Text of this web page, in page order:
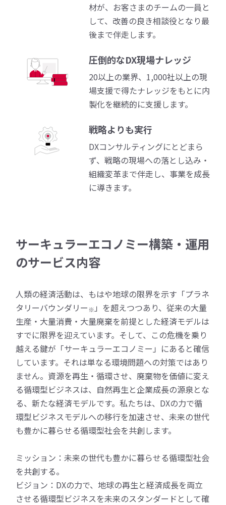
材が、お客さまのチームの一員と
して、改善の良き相談役となり最
後まで伴走します。
圧倒的なDX現場ナレッジ
20以上の業界、1,000社以上の現
場支援で得たナレッジをもとに内
製化を継続的に支援します。
戦略よりも実行
DXコンサルティングにとどまら
ず、戦略の現場への落とし込み・
組織変革まで伴走し、事業を成長
に導きます。
サーキュラーエコノミー構築・運用
のサービス内容
人類の経済活動は、もはや地球の限界を示す「プラネ
タリーバウンダリー※ 」を超えつつあり、従来の大量
生産・大量消費・大量廃棄を前提とした経済モデルは
すでに限界を迎えています。そして、この危機を乗り
越える鍵が「サーキュラーエコノミー」にあると確信
しています。それは単なる環境問題への対策ではあり
ません。資源を再生・循環させ、廃棄物を価値に変え
る循環型ビジネスは、自然再生と企業成長の源泉とな
る、新たな経済モデルです。私たちは、DXの力で循
環型ビジネスモデルへの移行を加速させ、未来の世代
も豊かに暮らせる循環型社会を共創します。
ミッション：未来の世代も豊かに暮らせる循環型社会
を共創する。
ビジョン：DXの力で、地球の再生と経済成長を両立
させる循環型ビジネスを未来のスタンダードとして確